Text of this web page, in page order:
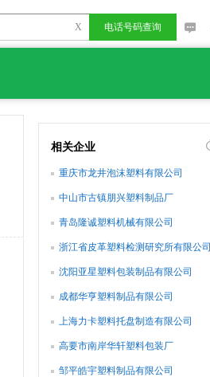
X 电话号码查询
相关企业
重庆市龙井泡沫塑料有限公司
中山市古镇朋兴塑料制品厂
青岛隆诚塑料机械有限公司
浙江省皮革塑料检测研究所有限公司
沈阳亚星塑料包装制品有限公司
成都华亨塑料制品有限公司
上海力卡塑料托盘制造有限公司
高要市南岸华轩塑料包装厂
邹平皓宇塑料制品有限公司